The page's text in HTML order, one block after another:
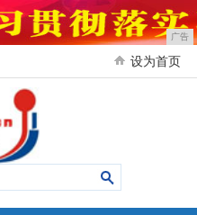
广告
设为首页